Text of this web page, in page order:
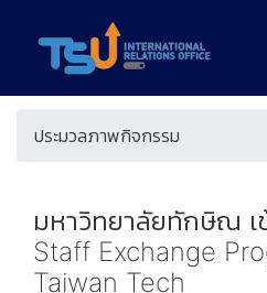
ประมวลภาพกิจกรรม
มหาวิทยาลัยทักษิณ เ
Staff Exchange
Taiwan Tech